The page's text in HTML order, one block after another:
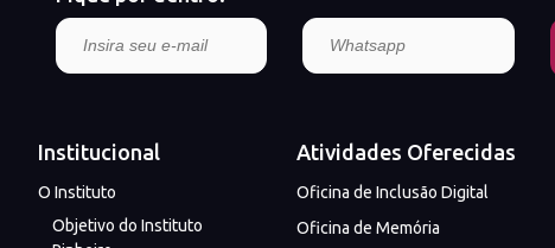
Institucional
O Instituto
Objetivo do Instituto
Atividades Oferecidas
Oficina de Inclusão Digital
Oficina de Memória